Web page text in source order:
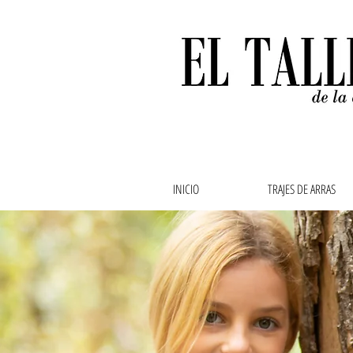
INICIO TRAJES DE ARRAS
Ropa de bebe, ropa
abuela,vestidos de